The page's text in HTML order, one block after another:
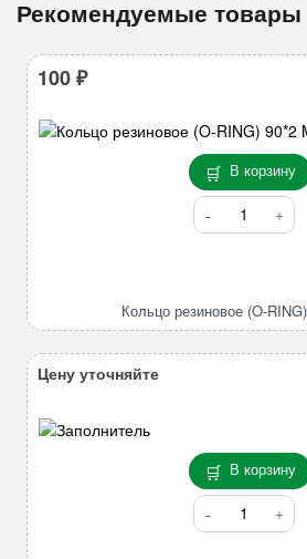
Рекомендуемые товары
В корзину
Количество
товара
RING)
Кольцо резиновое (O-
100₽
В корзину
Количество
товара
Цену уточняйте